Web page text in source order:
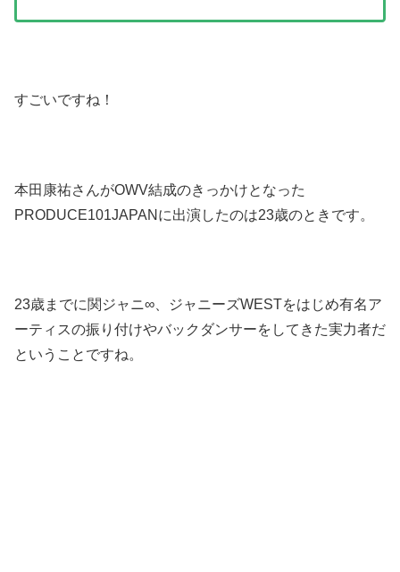
すごいですね！
本田康祐さんがOWV結成のきっかけとなった
PRODUCE101JAPANに出演したのは23歳のときです。
23歳までに関ジャニ∞、ジャニーズWESTをはじめ有名ア
ーティスの振り付けやバックダンサーをしてきた実力者だ
ということですね。